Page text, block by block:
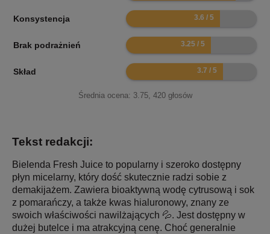
Konsystencja 7.2
Brak podrażnień 6.5
Skład 7.4
Średnia ocena: 3.75, 420głosów
Tekst redakcji:
Bielenda Fresh Juice to popularny i szeroko dostępny
płyn micelarny, który dość skutecznie radzi sobie z
demakijażem. Zawiera bioaktywną wodę cytrusową i sok
z pomarańczy, a także kwas hialuronowy, znany ze
swoich właściwości nawilżających 💦. Jest dostępny w
dużej butelce i ma atrakcyjną cenę. Choć generalnie